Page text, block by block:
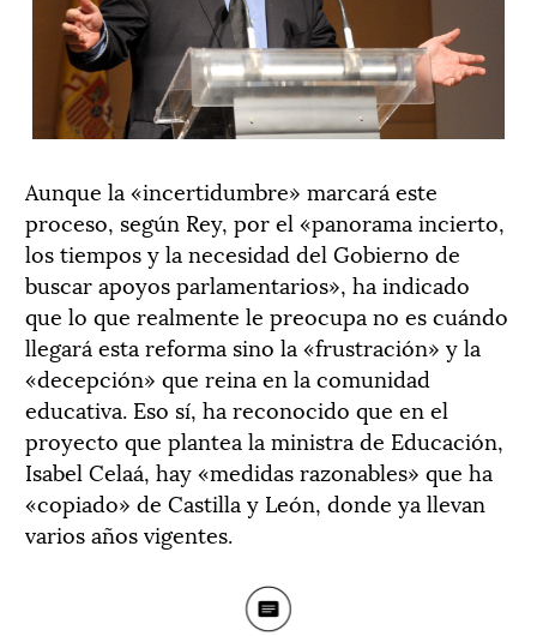
Aunque la «incertidumbre» marcará este
proceso, según Rey, por el «panorama incierto,
los tiempos y la necesidad del Gobierno de
buscar apoyos parlamentarios», ha indicado
que lo que realmente le preocupa no es cuándo
llegará esta reforma sino la «frustración» y la
«decepción» que reina en la comunidad
educativa. Eso sí, ha reconocido que en el
proyecto que plantea la ministra de Educación,
Isabel Celaá, hay «medidas razonables» que ha
«copiado» de Castilla y León, donde ya llevan
varios años vigentes.